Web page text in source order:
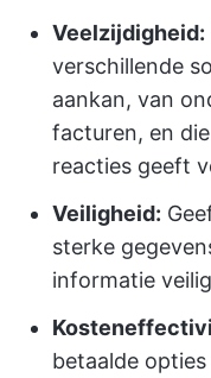
Veelzijdigheid:
verschillende
aankan, van
facturen, en
reacties geeft
Veiligheid:
sterke
informatie
betaalde